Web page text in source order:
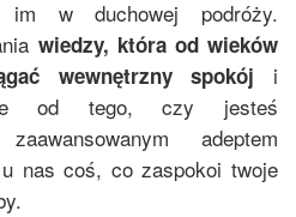
w duchowej podróży.
wiedzy, która od wieków
wewnętrzny spokój i
od tego, czy jesteś
adeptem
nas coś, co zaspokoi twoje